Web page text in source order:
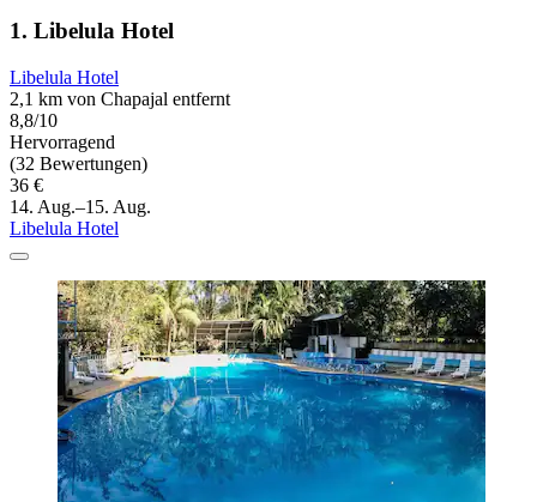
1. Libelula Hotel
Libelula Hotel
2,1 km von Chapajal entfernt
8,8/10
Hervorragend
(32 Bewertungen)
36 €
14. Aug.–15. Aug.
Libelula Hotel